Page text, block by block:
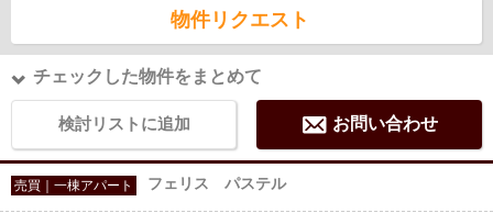
物件リクエスト
チェックした物件をまとめて
検討リストに追加 お問い合わせ
売買｜一棟アパート フェリス パステル